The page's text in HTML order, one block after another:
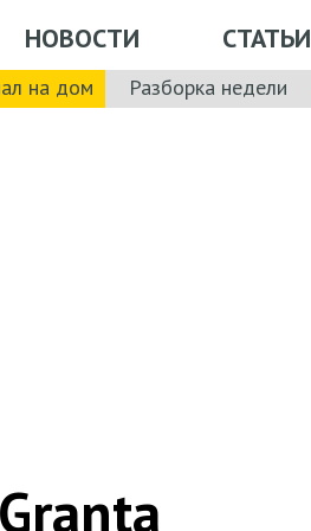
НОВОСТИ СТАТЬИ
на дом Разборка недели
Granta